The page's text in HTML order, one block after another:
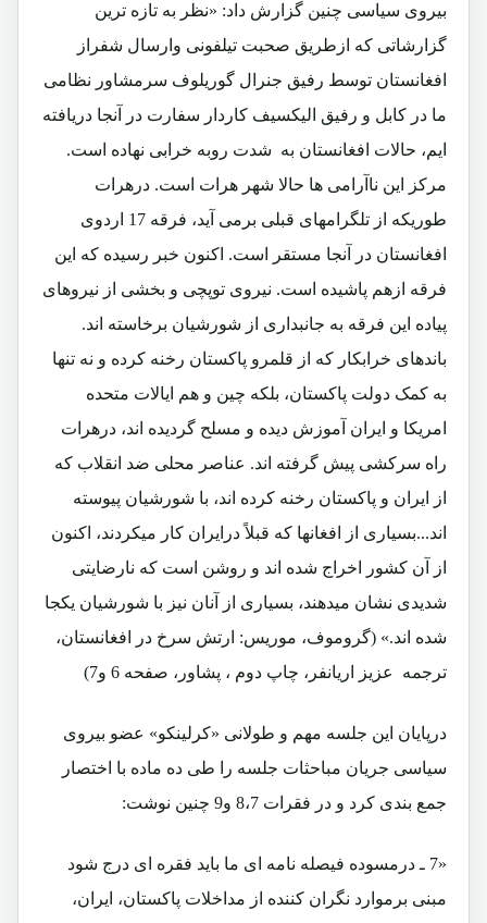
بیروی سیاسی چنین گزارش داد: «نظر به تازه ترین
گزارشاتی که ازطریق صحبت تیلفونی وارسال شفراز
افغانستان توسط رفیق جنرال گوریلوف سرمشاور نظامی
ما در کابل و رفیق الیکسیف کاردار سفارت در آنجا دریافته
ایم، حالات افغانستان به شدت روبه خرابی نهاده است.
مرکز این ناآرامی ها حالا شهر هرات است. درهرات
طوریکه از تلگرامهای قبلی برمی آید، فرقه 17 اردوی
افغانستان در آنجا مستقر است. اکنون خبر رسیده که این
فرقه ازهم پاشیده است. نیروی توپچی و بخشی از نیروهای
پیاده این فرقه به جانبداری از شورشیان برخاسته اند.
باندهای خرابکار که از قلمرو پاکستان رخنه کرده و نه تنها
به کمک دولت پاکستان، بلکه چین و هم ایالات متحده
امریکا و ایران آموزش دیده و مسلح گردیده اند، درهرات
راه سرکشی پیش گرفته اند. عناصر محلی ضد انقلاب که
از ایران و پاکستان رخنه کرده اند، با شورشیان پیوسته
اند...بسیاری از افغانها که قبلاً درایران کار میکردند، اکنون
از آن کشور اخراج شده اند و روشن است که نارضایتی
شدیدی نشان میدهند، بسیاری از آنان نیز با شورشیان یکجا
شده اند.» (گروموف، موریس: ارتش سرخ در افغانستان،
ترجمه عزیز اریانفر، چاپ دوم ، پشاور، صفحه 6 و7)
درپایان این جلسه مهم و طولانی «کرلینکو» عضو بیروی
سیاسی جریان مباحثات جلسه را طی ده ماده با اختصار
جمع بندی کرد و در فقرات 8،7 و9 چنین نوشت:
«7 ـ درمسوده فیصله نامه ای ما باید فقره ای درج شود
مبنی برموارد نگران کننده از مداخلات پاکستان، ایران،